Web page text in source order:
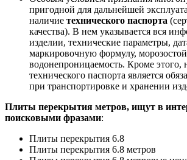
пригодной для дальнейшей
наличие технического паспорта
качества). В нем указывается вся
изделии, технические параметры,
маркировочную формулу,
водонепроницаемость. Кроме этого,
технического паспорта является
при транспортировке и хранении
Плиты перекрытия метров, ищут в
поисковыми фразами:
Плиты перекрытия 6.8
Плиты перекрытия 6.8 метров